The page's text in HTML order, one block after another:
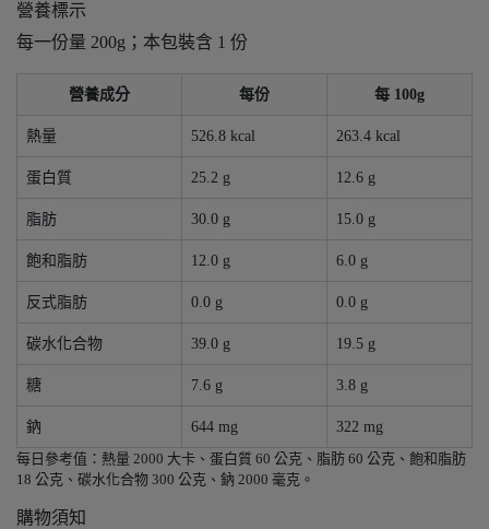
營養標示
每一份量 200g；本包裝含 1 份
營養成分 每份 每 100g
熱量 526.8 kcal 263.4 kcal
蛋白質 25.2 g 12.6 g
脂肪 30.0 g 15.0 g
飽和脂肪 12.0 g 6.0 g
反式脂肪 0.0 g 0.0 g
碳水化合物 39.0 g 19.5 g
糖 7.6 g 3.8 g
鈉 644 mg
322 mg
每日參考值：熱量 2000 大卡、蛋白質 60 公克、脂肪 60 公克、飽和脂肪
18 公克、碳水化合物 300 公克、鈉 2000 毫克。
購物須知